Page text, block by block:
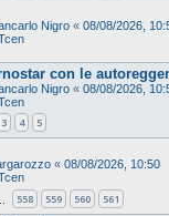
Nigro « 08/08/2026,
con le
Nigro « 08/08/2026,
3 4 5
« 08/08/2026, 10:50
558 559 560 561